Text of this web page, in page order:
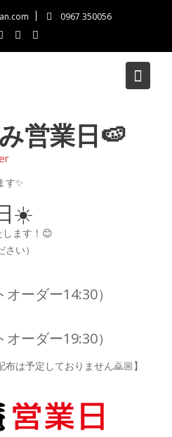
0967 350056
営業日🍉
す✨
☀️
します！😊
い）
ーダー14:30）
ーダー19:30）
布は予定しておりません🙇🏼】